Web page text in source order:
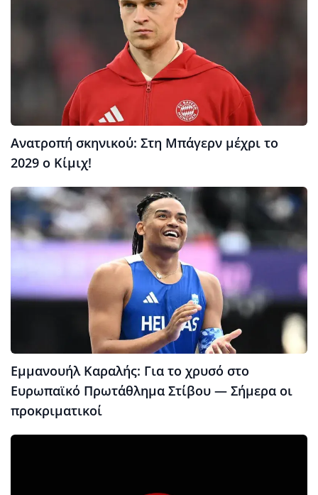
Ανατροπή σκηνικού: Στη Μπάγερν μέχρι το
2029 ο Κίμιχ!
Εμμανουήλ Καραλής: Για το χρυσό στο
Ευρωπαϊκό Πρωτάθλημα Στίβου — Σήμερα οι
προκριματικοί